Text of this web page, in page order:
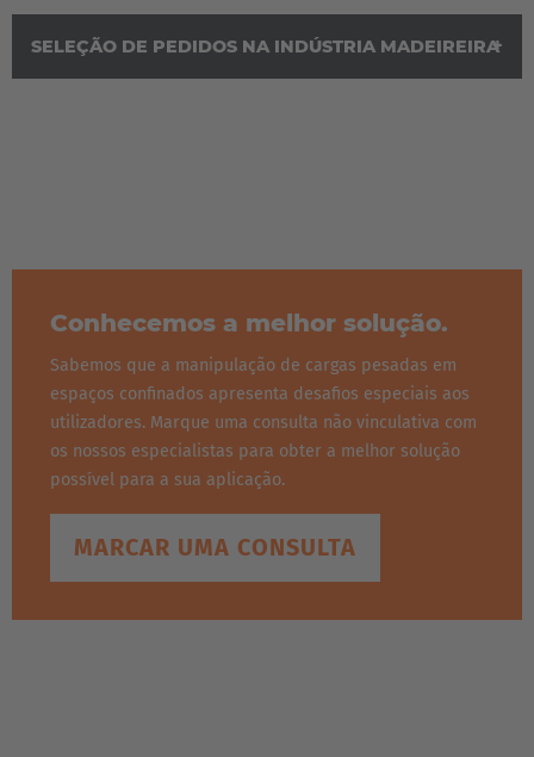
SELEÇÃO DE PEDIDOS NA INDÚSTRIA MADEIREIRA
Conhecemos a melhor solução.
Sabemos que a manipulação de cargas pesadas em
espaços confinados apresenta desafios especiais aos
utilizadores. Marque uma consulta não vinculativa com
os nossos especialistas para obter a melhor solução
possível para a sua aplicação.
MARCAR UMA CONSULTA